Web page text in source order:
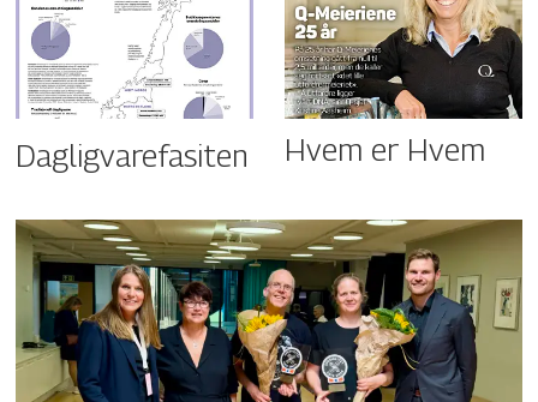
Dagligvarefasiten Hvem er Hvem